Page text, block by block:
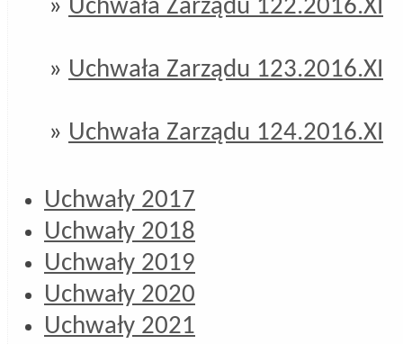
» Uchwała Zarządu 122.2016.XI
» Uchwała Zarządu 123.2016.XI
» Uchwała Zarządu 124.2016.XI
Uchwały 2017
Uchwały 2018
Uchwały 2019
Uchwały 2020
Uchwały 2021